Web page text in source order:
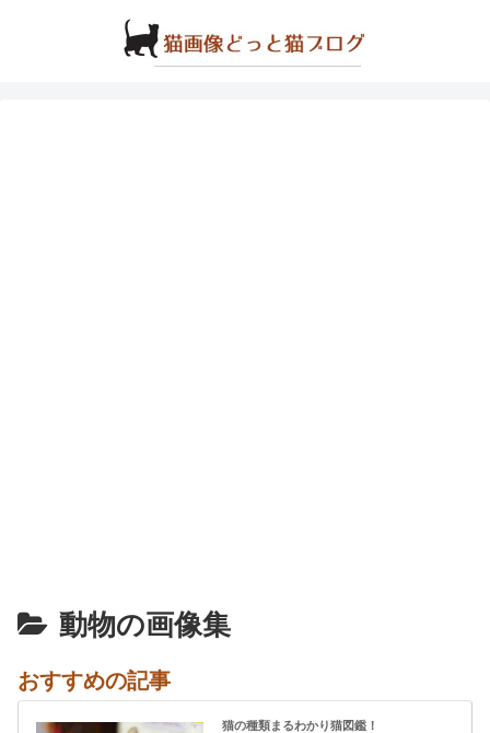
動物の画像集
おすすめの記事
猫の種類まるわかり猫図鑑！